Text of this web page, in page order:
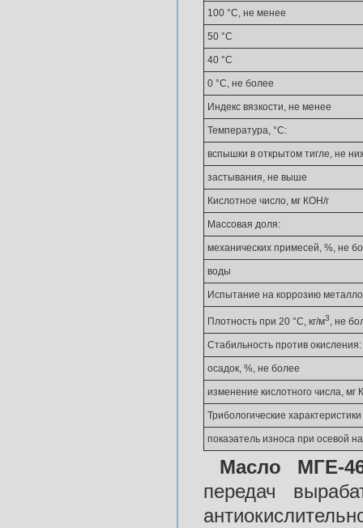
100 °С, не менее
50 °С
40 °С
0 °С, не более
Индекс вязкости, не менее
Температура, °С:
вспышки в открытом тигле, не
застывания, не выше
Кислотное число, мг КОН/г
Массовая доля:
механических примесей, %, не
воды
Испытание на коррозию
Плотность при 20 °С, кг/м3, не
Стабильность против окисления:
осадок, %, не более
изменение кислотного числа,
Трибологические
покаэатель износа при осевой
Масло МГЕ-
передач